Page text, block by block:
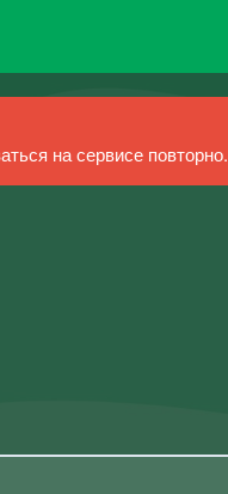
на сервисе повторно.